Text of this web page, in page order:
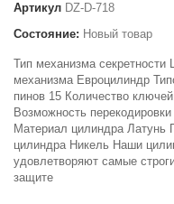
Артикул DZ-D-718
Состояние: Новый товар
Тип механизма
механизма Евроцилиндр
пинов 15 Количество
Возможность
Материал цилиндра Латунь
цилиндра Никель Наши
удовлетворяют самые
защите